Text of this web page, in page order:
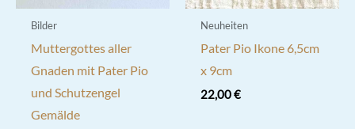
Bilder
Muttergottes aller
Gnaden mit Pater Pio
und Schutzengel
Gemälde
Neuheiten
Pater Pio Ikone 6,5cm
x 9cm
22,00€